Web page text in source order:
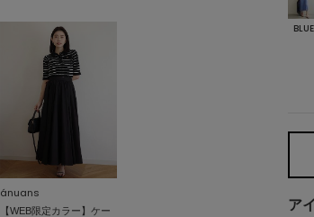
BLUE
ア
ánuans
【WEB限定カラー】ケー